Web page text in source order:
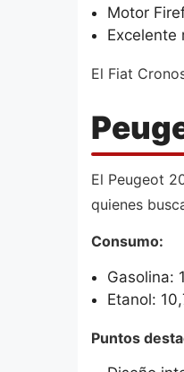
Motor
Excelente
El Fiat
El Peugeot
quienes
Consumo:
Gasolina:
Etanol:
Puntos